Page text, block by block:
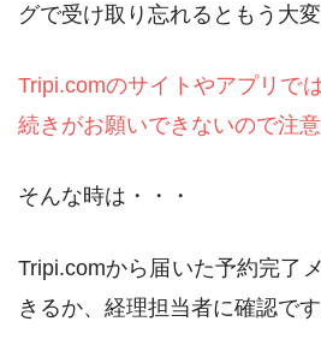
グで受け取り忘れるともう大変
Tripi.comのサイトやアプリで
続きがお願いできないので注意
そんな時は・・・
Tripi.comから届いた予約完了
きるか、経理担当者に確認です